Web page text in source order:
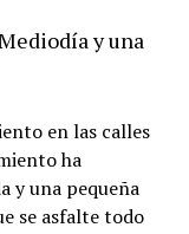
y una
en las calles
ha
y una pequeña
se asfalte todo